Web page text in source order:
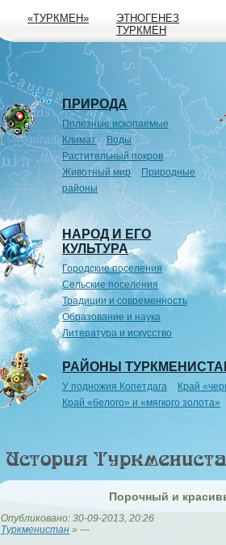
«ТУРКМЕН»
ЭТНОГЕНЕЗ
ТУРКМЕН
ПРИРОДА
Полезные ископаемые
Климат
Воды
Растительный покров
Животный мир
Природные
районы
НАРОД И ЕГО
КУЛЬТУРА
Городские поселения
Сельские поселения
Традиции и современность
Образование и наука
Литература и искусство
РАЙОНЫ
У подножия Копетдага Край
Край «белого» и «мягкого золота»
Порочный и
Туркменистан » ---
Опубликовано: 30-09-2013, 20:26